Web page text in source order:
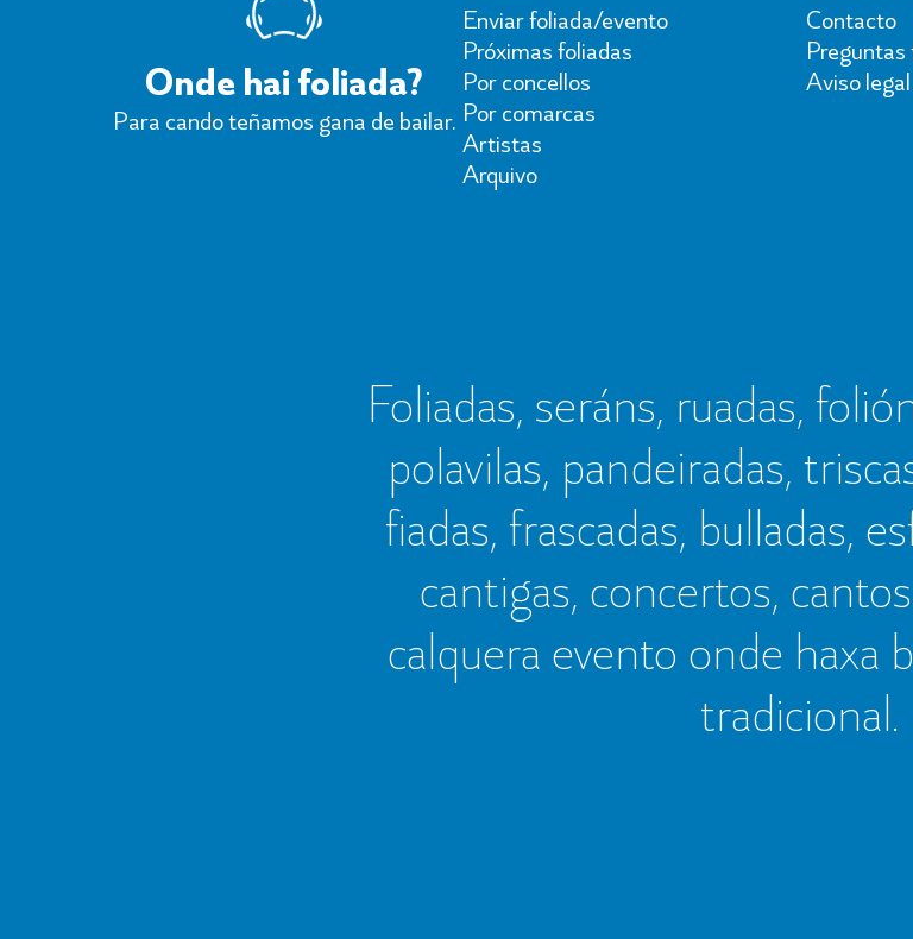
Onde hai foliada?
Para cando teñamos gana de bailar.
Enviar foliada/evento
Próximas foliadas
Por concellos
Por comarcas
Artistas
Arquivo
Contacto
Aviso legal
Foliadas, seráns, ruadas,
polavilas, pandeiradas,
fiadas, frascadas, bulladas,
cantigas, concertos,
calquera evento onde haxa
tradicional.